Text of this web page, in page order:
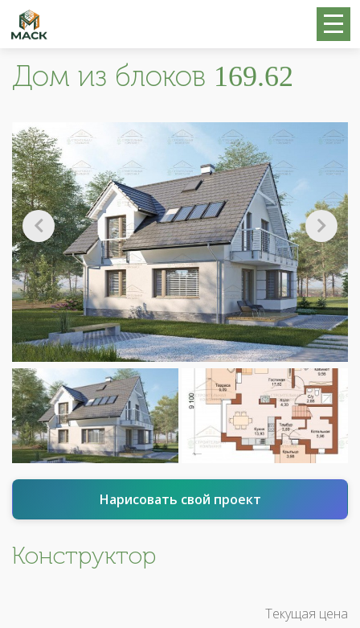
Дом из блоков 169.62
Нарисовать свой проект
Конструктор
Текущая цена